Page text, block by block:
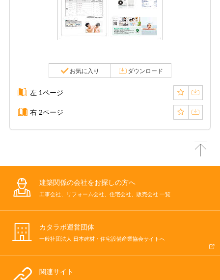
お気に入り ダウンロード
左 1ページ
右 2ページ
建築関係の会社をお探しの方へ
工事会社、リフォーム会社、住宅会社、販売会社 一覧
カタラボ運営団体
一般社団法人 日本建材・住宅設備産業協会サイトへ
関連サイト